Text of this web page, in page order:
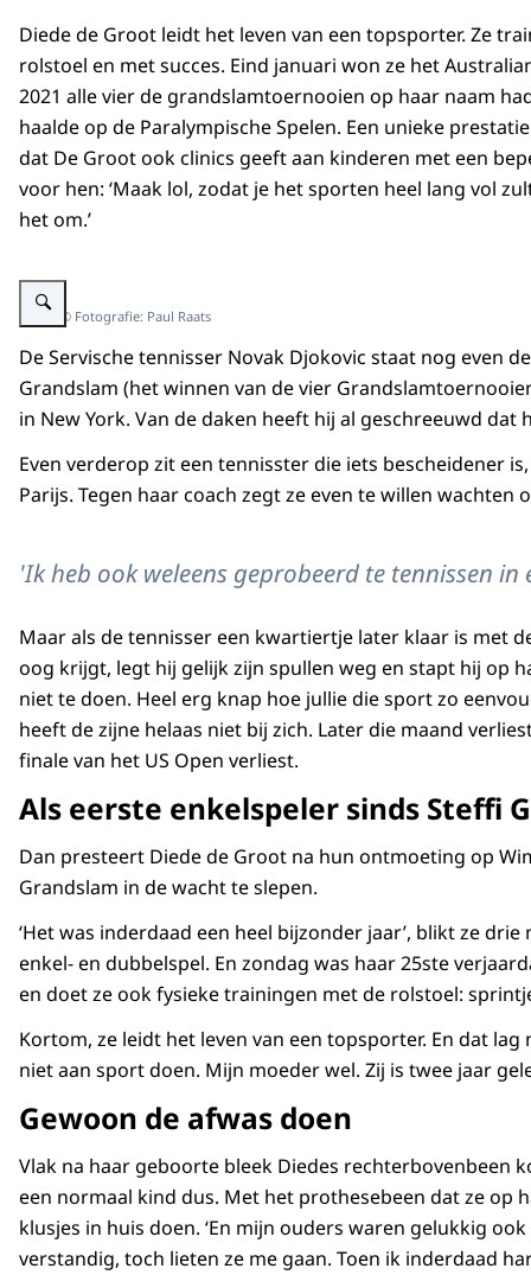
Diede de Groot leidt het leven van een topsporter. Ze
rolstoel en met succes. Eind januari won ze het
2021 alle vier de grandslamtoernooien op haar naam
haalde op de Paralympische Spelen. Een unieke
dat De Groot ook clinics geeft aan kinderen met een
voor hen: ‘Maak lol, zodat je het sporten heel lang vol
het om.’
Vergroot afbeelding Diede de Groot speelt tennis in een rolstoel.
Beeld: © Fotografie: Paul Raats
De Servische tennisser Novak Djokovic staat nog even
Grandslam (het winnen van de vier
in New York. Van de daken heeft hij al geschreeuwd dat
Even verderop zit een tennisster die iets bescheidener
Parijs. Tegen haar coach zegt ze even te willen
'Ik heb ook weleens geprobeerd te tennissen
Maar als de tennisser een kwartiertje later klaar is met
oog krijgt, legt hij gelijk zijn spullen weg en stapt hij op
niet te doen. Heel erg knap hoe jullie die sport zo
heeft de zijne helaas niet bij zich. Later die maand
finale van het US Open verliest.
Als eerste enkelspeler sinds Steffi
Dan presteert Diede de Groot na hun ontmoeting op
Grandslam in de wacht te slepen.
‘Het was inderdaad een heel bijzonder jaar’, blikt ze
enkel- en dubbelspel. En zondag was haar 25ste
en doet ze ook fysieke trainingen met de rolstoel:
Kortom, ze leidt het leven van een topsporter. En dat
niet aan sport doen. Mijn moeder wel. Zij is twee jaar
Gewoon de afwas doen
Vlak na haar geboorte bleek Diedes rechterbovenbeen
een normaal kind dus. Met het prothesebeen dat ze op
klusjes in huis doen. ‘En mijn ouders waren gelukkig
verstandig, toch lieten ze me gaan. Toen ik inderdaad